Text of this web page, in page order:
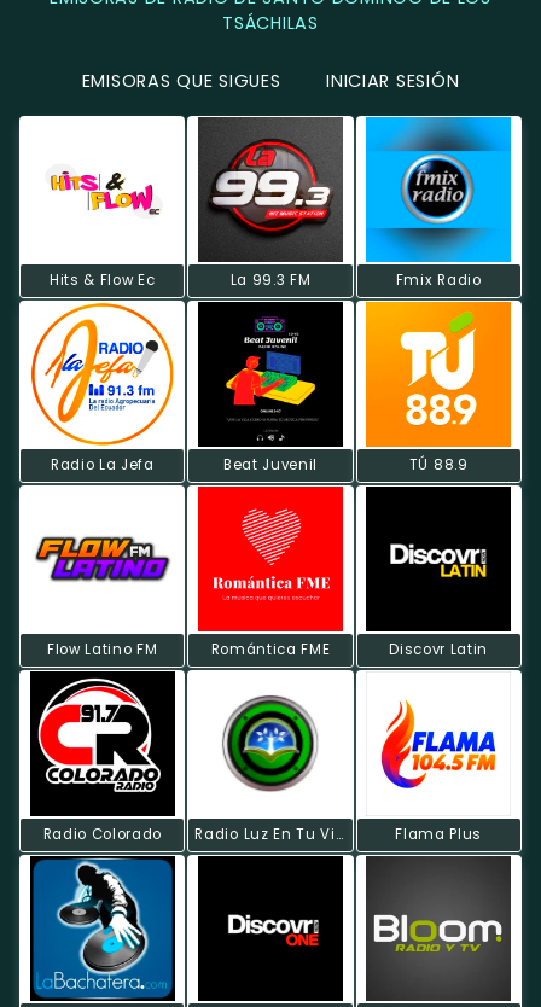
TSÁCHILAS
EMISORAS QUE SIGUES INICIAR SESIÓN
Hits & Flow Ec La 99.3 FM Fmix Radio
Radio La Jefa Beat Juvenil TÚ 88.9
Flow Latino FM Romántica FME Discovr Latin
Radio Colorado Radio Luz En Tu Vida Flama Plus